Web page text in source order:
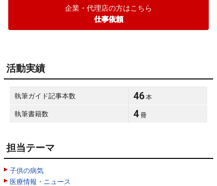
企業・代理店の方はこちら
仕事依頼
活動実績
執筆ガイド記事本数 46 本
執筆書籍数 4 冊
担当テーマ
子供の病気
医療情報・ニュース